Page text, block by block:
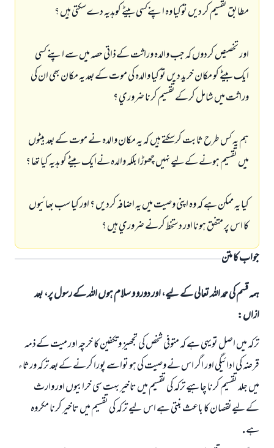
مطابق تقسيم كر ديں توكيا وہ اپنےكسي بيٹے كوہديہ دےسكتي ہيں ؟
اور تخصيص كردوں كہ جب والدہ وراثت كےذاتي حصہ ميں سے اپنے كسي
ايك بيٹے كو مكان خريد ديں تو كيا والدہ كي موت كےبعد يہ مكان بھي ان كي
وراثت ميں شامل كركےتقسيم كرنا ضروري ؟
ہم يہ كس طرح ثابت كرسكتے ہيں كہ يہ مكان والدہ نے موت كےبعد بيٹوں
ميں تقسيم ہونے كےليے نہيں چھوڑا بلكہ والدہ نےايك بيٹے كو ہديہ كيا تھا ؟
كيا يہ ممكن ہے كہ وہ اپني وصيت ميں يہ اضافہ كرديں ؟ اور كيا سب بھائيوں
كا اس پر متفق ہونا اور دستخط كرنے ضروري ہيں ؟
جواب کا متن
ہمہ قسم کی حمد اللہ تعالی کے لیے، اور دورو و سلام ہوں اللہ کے رسول پر، بعد
ازاں:
تركہ ميں اصل تويہي ہے كہ متوفي شخص كي تجھيز وتكفين كا خرچہ اور ميت كےذمہ
قرضہ كي ادائيگي اور اگر اس نے وصيت كي ہو تواسے پورا كرنے كےبعد تركہ ورثاء
ميں جلد تقسيم كرنا چاہيے تركہ كي تقسيم ميں تاخير بہت سي خرابيوں اور وارث
كےليےنقصان كا باعث بنتي ہے اس ليے تركہ كي تقسيم ميں تاخير كرنا مكروہ
ہے .